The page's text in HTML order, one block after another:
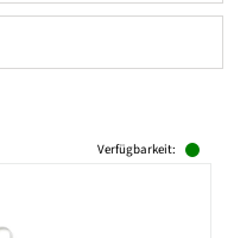
Verfügbarkeit: